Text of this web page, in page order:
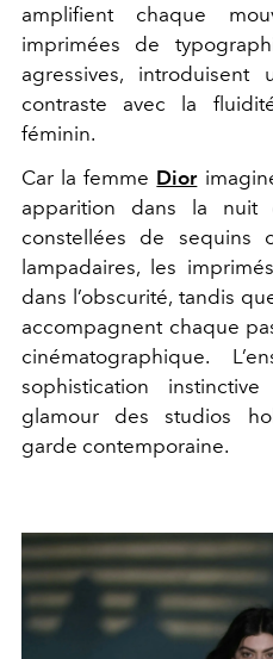
amplifient chaque
imprimées de
agressives,
contraste avec la
féminin.
Car la femme Dior
apparition dans la nuit
constellées de sequins
lampadaires, les
dans l’obscurité, tandis
accompagnent chaque
cinématographique.
sophistication
glamour des studios
garde contemporaine.